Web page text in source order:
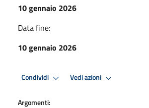
10 gennaio 2026
Data fine:
10 gennaio 2026
Condividi Vedi azioni
Argomenti: